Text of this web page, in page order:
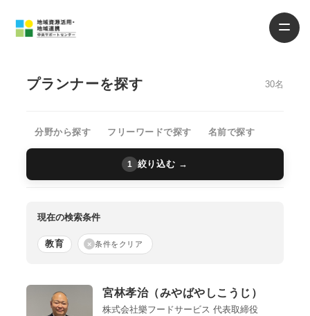
プランナーを探す 30名
分野から探す フリーワードで探す 名前で探す
1 絞り込む →
現在の検索条件
教育 × 条件をクリア
宮林孝治（みやばやしこうじ）
株式会社樂フードサービス 代表取締役